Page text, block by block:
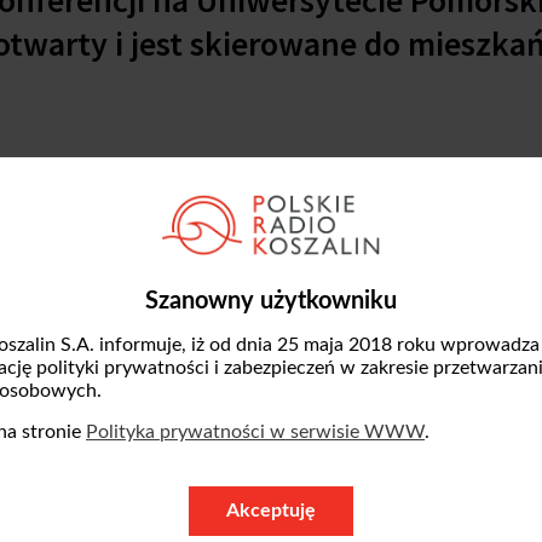
Szanowny użytkowniku
S.A. informuje, iż od dnia 25 maja 2018 roku wprowadza
polityki prywatności i zabezpieczeń w zakresie
stronie Polityka prywatności w serwisie WWW.
Akceptuję
i jest skierowane do
i socjologii na słupskim
mieszkańcom podstawowe
sytuacji.
w Słupsku dodaje, że uczelnia
dla władz i urzędników. Jak
z praktycznymi wskazówkami na
Będzie on dostosowany do konkretnych